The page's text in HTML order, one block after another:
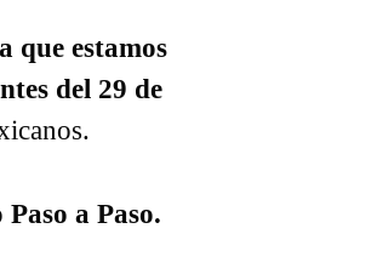
que estamos
del 29 de
a Paso.